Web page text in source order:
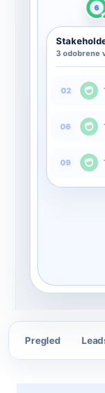
6
3 odobrene
02
06
09
Pregled